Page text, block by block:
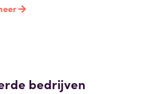
bedrijven